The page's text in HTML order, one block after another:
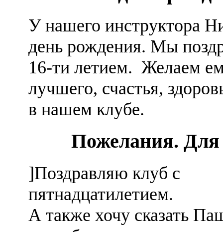
У нашего инструктора
день рождения. Мы
16-ти летием. Желаем
лучшего, счастья,
в нашем клубе.
Пожелания. Для
]Поздравляю клуб с
пятнадцатилетием.
А также хочу сказать